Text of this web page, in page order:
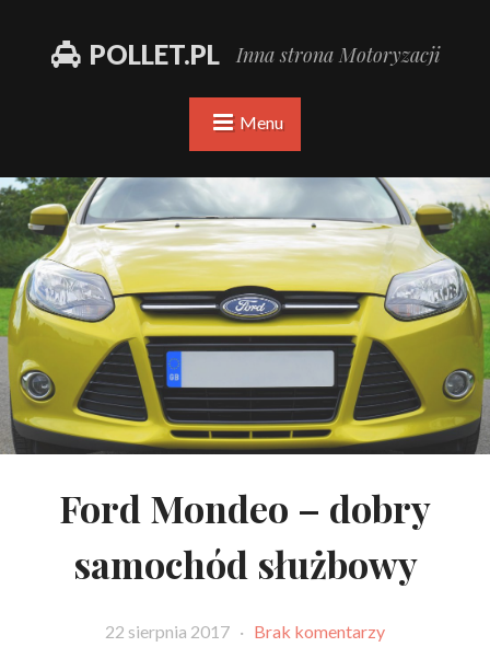
POLLET.PL Inna strona Motoryzacji
Menu
Ford Mondeo – dobry
samochód służbowy
22 sierpnia 2017 · Brak komentarzy